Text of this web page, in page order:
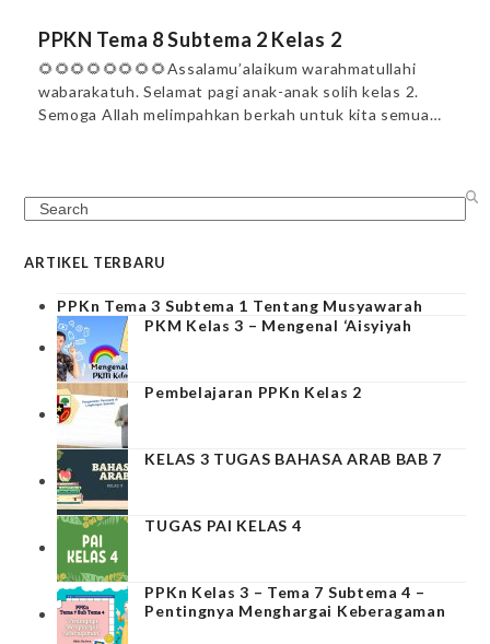
PPKN Tema 8 Subtema 2 Kelas 2
🌻🌻🌻🌻🌻🌻🌻🌻Assalamu’alaikum warahmatullahi
wabarakatuh. Selamat pagi anak-anak solih kelas 2.
Semoga Allah melimpahkan berkah untuk kita semua…
Search
ARTIKEL TERBARU
PPKn Tema 3 Subtema 1 Tentang Musyawarah
PKM Kelas 3 – Mengenal ‘Aisyiyah
Pembelajaran PPKn Kelas 2
KELAS 3 TUGAS BAHASA ARAB BAB 7
TUGAS PAI KELAS 4
PPKn Kelas 3 – Tema 7 Subtema 4 –
Pentingnya Menghargai Keberagaman